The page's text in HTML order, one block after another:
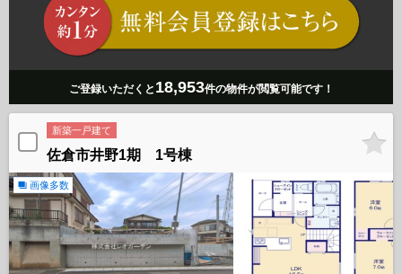
ご登録いただくと 18,953件の物件が閲覧可能です！
新築一戸建て
佐倉市井野1期 1号棟
画像多数